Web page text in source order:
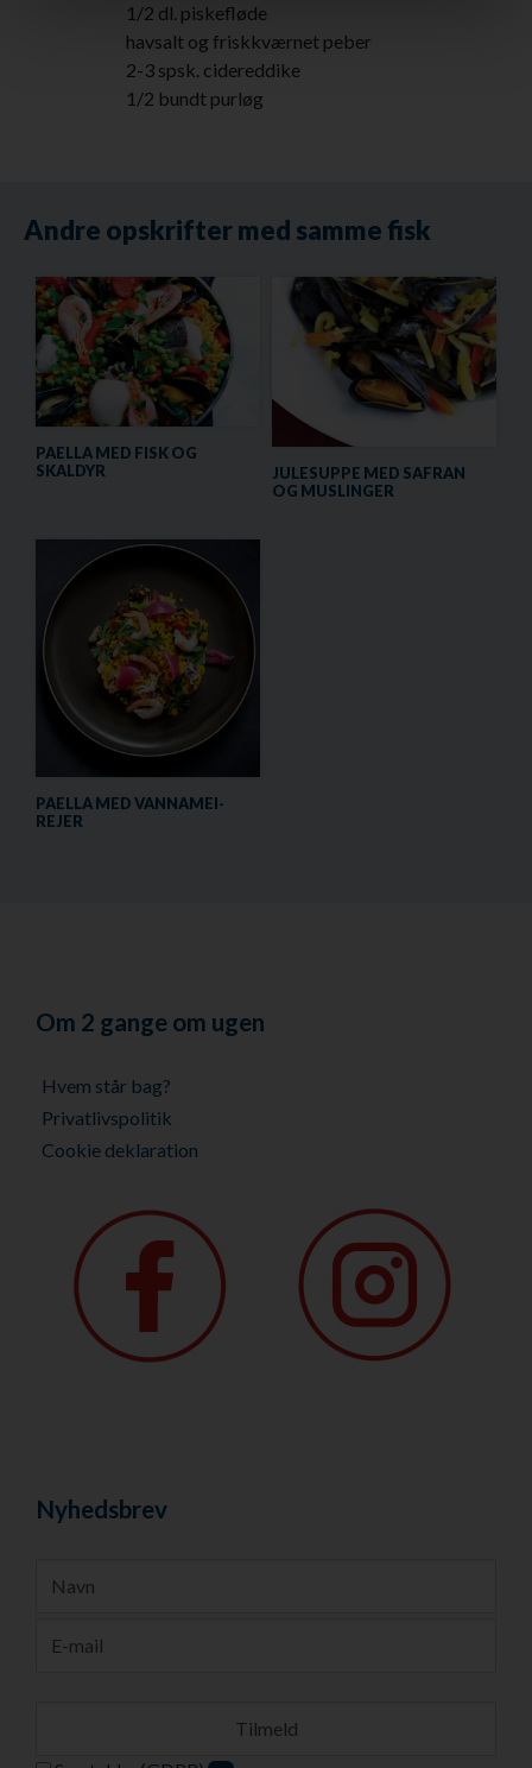
1/2 dl. piskefløde
havsalt og friskkværnet peber
2-3 spsk. cidereddike
1/2 bundt purløg
Andre opskrifter med samme fisk
PAELLA MED FISK OG
SKALDYR
JULESUPPE MED SAFRAN
OG MUSLINGER
PAELLA MED VANNAMEI-
REJER
Om 2 gange om ugen
Hvem står bag?
Privatlivspolitik
Cookie deklaration
Nyhedsbrev